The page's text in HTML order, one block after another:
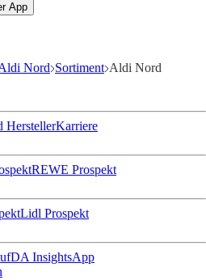
App
Nord Sortiment Aldi Nord
HerstellerKarriere
REWE Prospekt
Lidl Prospekt
InsightsApp